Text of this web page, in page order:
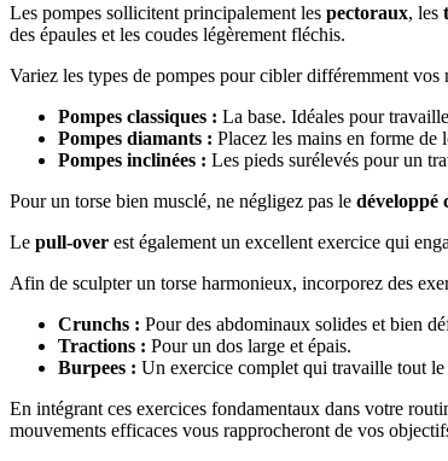
Les pompes sollicitent principalement les pectoraux, les
des épaules et les coudes légèrement fléchis.
Variez les types de pompes pour cibler différemment vos
Pompes classiques : La base. Idéales pour
Pompes diamants : Placez les mains en forme de
Pompes inclinées : Les pieds surélevés pour un
Pour un torse bien musclé, ne négligez pas le développé
Le pull-over est également un excellent exercice qui
Afin de sculpter un torse harmonieux, incorporez des
Crunchs : Pour des abdominaux solides et bien
Tractions : Pour un dos large et épais.
Burpees : Un exercice complet qui travaille tout
En intégrant ces exercices fondamentaux dans votre
mouvements efficaces vous rapprocheront de vos